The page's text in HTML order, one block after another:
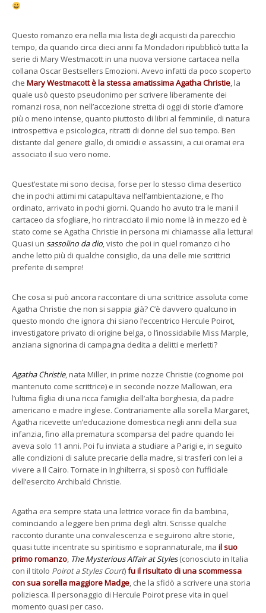
Questo romanzo era nella mia lista degli acquisti da parecchio
tempo, da quando circa dieci anni fa Mondadori ripubblicò tutta la
serie di Mary Westmacott in una nuova versione cartacea nella
collana Oscar Bestsellers Emozioni. Avevo infatti da poco scoperto
che Mary Westmacott è la stessa amatissima Agatha Christie, la
quale usò questo pseudonimo per scrivere liberamente dei
romanzi rosa, non nell’accezione stretta di oggi di storie d’amore
più o meno intense, quanto piuttosto di libri al femminile, di natura
introspettiva e psicologica, ritratti di donne del suo tempo. Ben
distante dal genere giallo, di omicidi e assassini, a cui oramai era
associato il suo vero nome.
Quest’estate mi sono decisa, forse per lo stesso clima desertico
che in pochi attimi mi catapultava nell’ambientazione, e l’ho
ordinato, arrivato in pochi giorni. Quando ho avuto tra le mani il
cartaceo da sfogliare, ho rintracciato il mio nome là in mezzo ed è
stato come se Agatha Christie in persona mi chiamasse alla lettura!
Quasi un sassolino da dio, visto che poi in quel romanzo ci ho
anche letto più di qualche consiglio, da una delle mie scrittrici
preferite di sempre!
Che cosa si può ancora raccontare di una scrittrice assoluta come
Agatha Christie che non si sappia già? C’è davvero qualcuno in
questo mondo che ignora chi siano l’eccentrico Hercule Poirot,
investigatore privato di origine belga, o l’inossidabile Miss Marple,
anziana signorina di campagna dedita a delitti e merletti?
Agatha Christie, nata Miller, in prime nozze Christie (cognome poi
mantenuto come scrittrice) e in seconde nozze Mallowan, era
l’ultima figlia di una ricca famiglia dell’alta borghesia, da padre
americano e madre inglese. Contrariamente alla sorella Margaret,
Agatha ricevette un’educazione domestica negli anni della sua
infanzia, fino alla prematura scomparsa del padre quando lei
aveva solo 11 anni. Poi fu inviata a studiare a Parigi e, in seguito
alle condizioni di salute precarie della madre, si trasferì con lei a
vivere a Il Cairo. Tornate in Inghilterra, si sposò con l’ufficiale
dell’esercito Archibald Christie.
Agatha era sempre stata una lettrice vorace fin da bambina,
cominciando a leggere ben prima degli altri. Scrisse qualche
racconto durante una convalescenza e seguirono altre storie,
quasi tutte incentrate su spiritismo e soprannaturale, ma il suo
primo romanzo, The Mysterious Affair at Styles(conosciuto in Italia
con il titolo Poirot a Styles Court)fu il risultato di una scommessa
con sua sorella maggiore Madge, che la sfidò a scrivere una storia
poliziesca. Il personaggio di Hercule Poirot prese vita in quel
momento quasi per caso.